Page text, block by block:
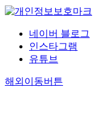
네이버 블로그
인스타그램
유튜브
해외이동버튼